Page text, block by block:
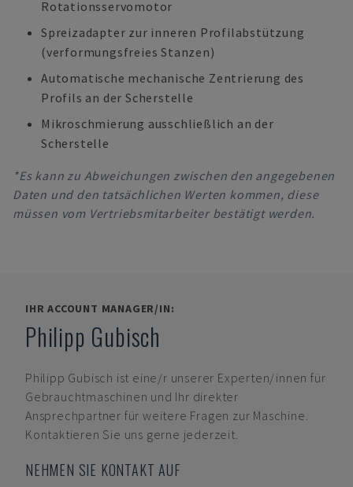
Rotationsservomotor
Spreizadapter zur inneren Profilabstützung
(verformungsfreies Stanzen)
Automatische mechanische Zentrierung des
Profils an der Scherstelle
Mikroschmierung ausschließlich an der
Scherstelle
*Es kann zu Abweichungen zwischen den angegebenen
Daten und den tatsächlichen Werten kommen, diese
müssen vom Vertriebsmitarbeiter bestätigt werden.
IHR ACCOUNT MANAGER/IN:
Philipp Gubisch
Philipp Gubisch ist eine/r unserer Experten/innen für
Gebrauchtmaschinen und Ihr direkter
Ansprechpartner für weitere Fragen zur Maschine.
Kontaktieren Sie uns gerne jederzeit.
NEHMEN SIE KONTAKT AUF